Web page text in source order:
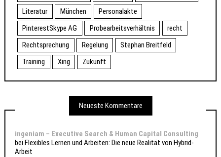
Literatur
München
Personalakte
PinterestSkype AG
Probearbeitsverhältnis
recht
Rechtsprechung
Regelung
Stephan Breitfeld
Training
Xing Zukunft
Neueste Kommentare
ingeniam – Executive Search & Human Capital Consulting
bei Flexibles Lernen und Arbeiten: Die neue Realität von Hybrid-
Arbeit